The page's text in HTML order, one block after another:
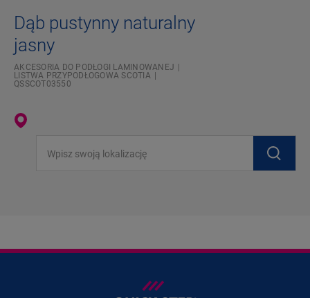
Dąb pustynny naturalny
jasny
AKCESORIA DO PODŁOGI LAMINOWANEJ
LISTWA PRZYPODŁOGOWA SCOTIA
QSSCOT03550